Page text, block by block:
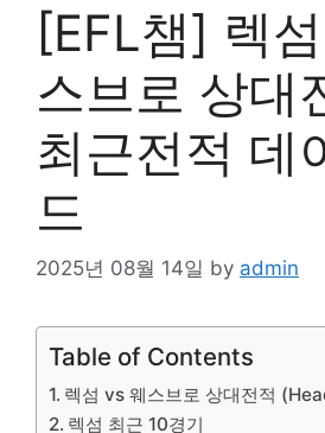
[EFL챔] 렉
스브로 상대
최근전적 데
드
2025년 08월 14일 by admin
Table of Contents
렉섬 vs 웨스브로 상대전적
렉섬 최근 10경기